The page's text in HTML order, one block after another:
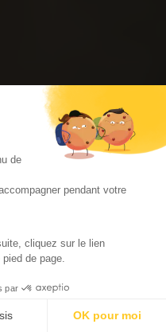
de
pendant votre
cliquez sur le lien
de page.
par
OK pour moi